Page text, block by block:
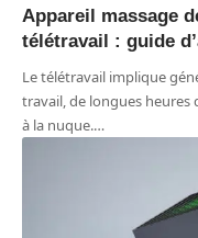
Appareil massage
télétravail : guide
Le télétravail implique
travail, de longues heures
à la nuque.…